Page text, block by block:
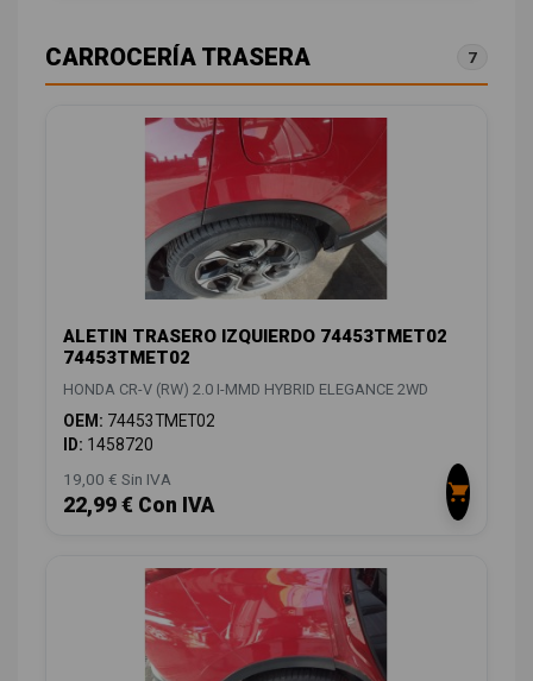
CARROCERÍA TRASERA 7
ALETIN TRASERO IZQUIERDO 74453TMET02
74453TMET02
HONDA CR-V (RW) 2.0 I-MMD HYBRID ELEGANCE 2WD
OEM: 74453TMET02
ID: 1458720
19,00 € Sin IVA
22,99 € Con IVA